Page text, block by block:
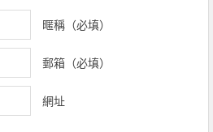
暱稱（必填）
郵箱（必填）
網址